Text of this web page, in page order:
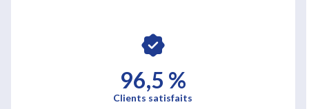
96,5 %
Clients satisfaits